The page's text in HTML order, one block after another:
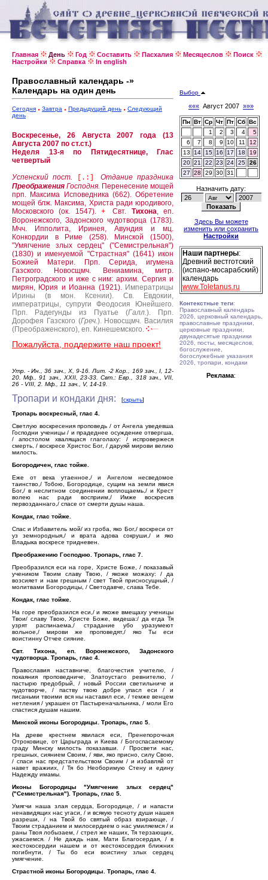
Главная День Год Составить Пасхалия Месяцеслов
Поиск
Настройки
Справка In english
Православный календарь -»
Календарь на один день
Сегодня Завтра Предыдущий день
Следующий
день
Воскресенье, 26 Августа 2007 года (13
Августа 2007 по ст.ст.)
Неделя 13-я по Пятидесятнице, Глас
четвертый
Успенский пост.
[.:]
Отдание праздника
Преображения Господня. Перенесение мощей
прп. Максима Исповедника (662). Обретение
мощей блж. Максима, Христа ради юродивого,
Московского (ок. 1547). + Свт. Тихона, еп.
Воронежского, Задонского чудотворца (1783).
Мчч. Ипполита, Иринея, Авундия и мц.
Конкордии в Риме (258).
Минской (1500),
"Умягчение злых сердец" ("Семистрельная")
(1830) и именуемой "Страстная" (1641) икон
Божией Матери.
Прп. Серида, игумена
Газского.
Новосщмч. Вениамина, митр.
Петроградского и иже с ним: архим. Сергия и
мирян, Юрия и Иоанна (1921). Императрицы
Ирины (в мон. Ксении).
Св. Евдокии,
императрицы, супруги Феодосия Юнейшего.
Прп. Радегунды из Пуатье (Галл.).
Прп.
Дорофея Газского (Греч.). Новосщмч. Василия
(Преображенского), еп. Кинешемского.
Пожалуйста, поддержите наш проект!
Утр. - Ин., 36 зач., X, 9-16. Лит. -2 Кор., 169 зач., I, 12-
20. Мф., 91 зач., XXІІ, 23-33. Свт.: Евр., 318 зач., VII,
26 - VIII, 2. Мф., 11 зач., V, 14-19.
Тропари и кондаки дня: [скрыть]
Тропарь воскресный, глас 4.
Светлую воскресения проповедь / от Ангела уведевша
Господни ученицы / и прадеднее осуждение отвергша,
/ апостолом хвалящася глаголаху: / испровержеся
смерть, / воскресе Христос Бог, / даруяй мирови велию
милость.
Богородичен, глас тойже.
Еже от века утаенное,/ и Ангелом несведомое
таинство,/ Тобою, Богородице, сущим на земли явися
Бог,/ в неслитном соединении воплощаемь,/ и Крест
волею нас ради восприим,/ Имже воскресив
первозданнаго,/ спасе от смерти душы наша.
Кондак, глас тойже.
Спас и Избавитель мой/ из гроба, яко Бог,/ воскреси от
уз земнородныя,/ и врата адова сокруши,/ и яко
Владыка воскресе тридневен.
Преображению Господню. Тропарь, глас 7.
Преобразился еси на горе, Христе Боже, / показавый
учеником Твоим славу Твою, / якоже можаху: / да
возсияет и нам грешным / свет Твой присносущный, /
молитвами Богородицы, / Светодавче, слава Тебе.
Кондак, глас тойже.
На горе преобразился еси,/ и якоже вмещаху ученицы
Твои/ славу Твою, Христе Боже, видеша:/ да егда Тя
узрят распинаема,/ страдание убо уразумеют
вольное,/ мирови же проповедят,/ яко Ты еси
воистинну Отчее сияние.
Свт. Тихона, еп. Воронежского, Задонского
чудотворца. Тропарь, глас 4.
Православия наставниче, благочестия учителю, /
покаяния проповедниче, Златоустаго ревнителю, /
пастырю предобрый, / новый России светильниче и
чудотворче, / паству твою добре упасл еси / и
писаньми твоими вся ны наставил еси, / темже венцем
нетления / украшен от Пастыреначальника, / моли Его
спастися душам нашим.
Минской иконы Богородицы. Тропарь, глас 5.
На древе крестнем явилася еси, Пренепорочная
Отроковице, от Царьграда и Киева / Богоспасаемому
граду Минску милость показавши. / Просвети нас,
грешных, сиянием Своим, / яви, яко присно, силу Свою,
/ спаси нас предстательством Своим / и избавляй от
навет вражиих, / Тя бо Необоримую Стену и едину
Надежду имамы.
Иконы Богородицы "Умягчение злых сердец"
("Семистрельная"). Тропарь, глас 5.
Умягчи наша злая сердца, Богородице, / и напасти
ненавидящих нас угаси, / и всякую тесноту души нашея
разреши, / на Твой бо святый образ взирающе, /
Твоим страданием и милосердием о нас умиляемся / и
раны Твоя лобызаем, / стрел же наших, Тя терзающих,
ужасаемся. / Не даждь нам, Мати Благосердая, / в
жестокосердии нашем и от жестокосердия ближних
погибнути, / Ты бо еси воистину злых сердец
умягчение.
Страстной иконы Богородицы. Тропарь, глас 4.
Выбор
««« Август 2007 »»»
Пн Вт Ср Чт Пт Сб Вс
1
2 3 4
5
6
7 8 9 10 11
12
13
14 15 16 17 18
19
20 21 22 23 24 25
26
27
28 29 30 31
Назначить дату:
Здесь Вы можете
изменить или сохранить
Настройки
Наши партнеры:
Древний вестготский
(испано-мосарабский)
календарь
www.Toletanus.ru
Контекстные теги:
Православный календарь
2026, церковный календарь,
православные праздники,
церковные праздники,
двунадесятые праздники
2026, посты, месяцеслов,
богослужение,
богослужебные указания
2026, тропари, кондаки
Реклама: